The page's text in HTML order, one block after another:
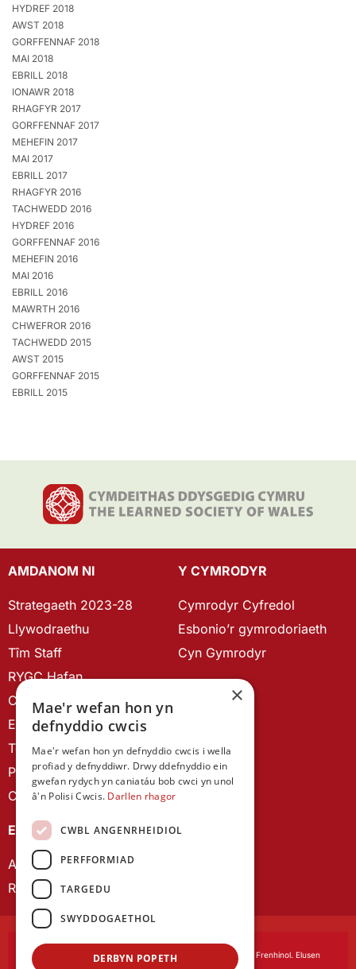
HYDREF 2018
AWST 2018
GORFFENNAF 2018
MAI 2018
EBRILL 2018
IONAWR 2018
RHAGFYR 2017
GORFFENNAF 2017
MEHEFIN 2017
MAI 2017
EBRILL 2017
RHAGFYR 2016
TACHWEDD 2016
HYDREF 2016
GORFFENNAF 2016
MEHEFIN 2016
MAI 2016
EBRILL 2016
MAWRTH 2016
CHWEFROR 2016
TACHWEDD 2015
AWST 2015
GORFFENNAF 2015
EBRILL 2015
AMDANOM NI
Strategaeth 2023-28
Llywodraethu
Tîm Staff
RYGC Hafan
Canllawiau brandio
Ein Hanes
Telerau ac Amodau
Polisi Preifatrwydd
Cysylltu â ni
Y CYMRODYR
Cymrodyr Cyfredol
Esbonio’r gymrodoriaeth
Cyn Gymrodyr
EIN CYHOEDDIADAU
Astudiaethau Cymreig
Rhwydwaith Ymchwil Gyrfa Cynnar
Cymdeithas Ddysgedig Cymru, corfforedig drwy Siarter Frenhinol. Elusen
×
Mae'r wefan hon yn
defnyddio cwcis
Mae'r wefan hon yn defnyddio cwcis i wella
profiad y defnyddiwr. Drwy ddefnyddio ein
gwefan rydych yn caniatáu bob cwci yn unol
â'n Polisi Cwcis. Darllen rhagor
CWBL ANGENRHEIDIOL
PERFFORMIAD
TARGEDU
SWYDDOGAETHOL
DERBYN POPETH